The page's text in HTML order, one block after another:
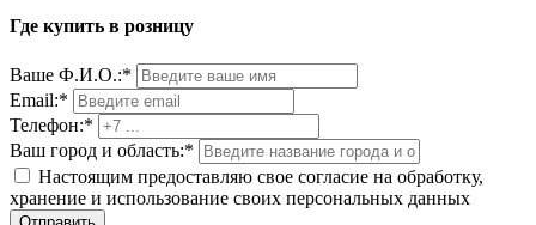
Где купить в розницу
Ваше Ф.И.О.:*
Email:*
Телефон:*
Ваш город и область:*
Настоящим предоставляю свое согласие на обработку,
хранение и использование своих персональных данных